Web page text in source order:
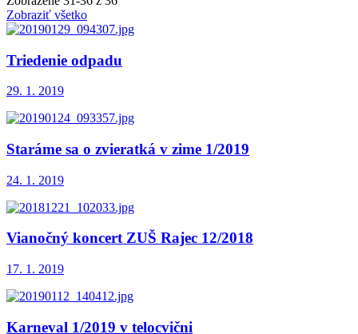
Zobraziť všetko
Triedenie odpadu
29. 1. 2019
Staráme sa o zvieratká v zime 1/2019
24. 1. 2019
Vianočný koncert ZUŠ Rajec 12/2018
17. 1. 2019
Karneval 1/2019 v telocvični